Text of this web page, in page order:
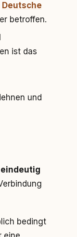
Deutsche
betroffen.
ist das
und
bedingt